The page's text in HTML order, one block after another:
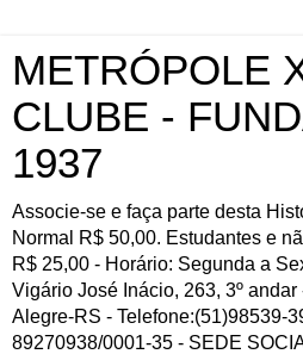
METRÓPOLE
CLUBE -
1937
Associe-se e faça parte desta
Normal R$ 50,00. Estudantes e
R$ 25,00 - Horário: Segunda a
Vigário José Inácio, 263, 3º
Alegre-RS - Telefone:(51)98539-
89270938/0001-35 - SEDE